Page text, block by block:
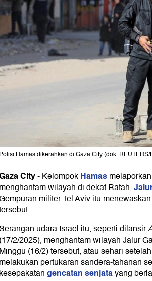
Polisi Hamas dikerahkan di Gaza City (dok.
City-KelompokHamas
menghantam wilayah di dekat Rafah,
militer Tel Aviv itu
udara Israel itu, seperti dilansir
(17/2/2025), menghantam wilayah Jalur
Minggu (16/2) tersebut, atau sehari
melakukan pertukaran sandera-tahanan
kesepakatangencatan senjatayang